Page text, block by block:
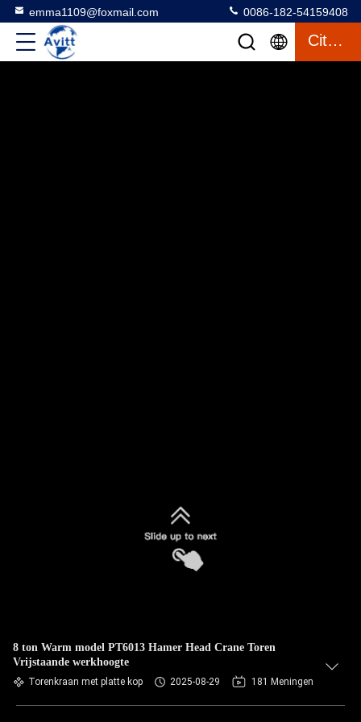
emma1109@foxmail.com 0086-182-54159408
Citaat
8 ton Warm model PT6013 Hamer Head Crane Toren
Vrijstaande werkhoogte
Torenkraan met platte kop 2025-08-29 181 Meningen